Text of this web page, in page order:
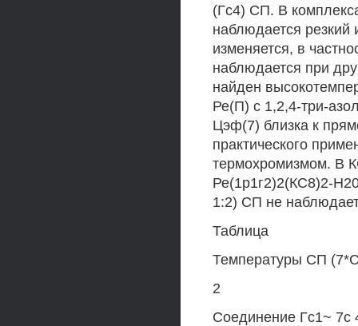
(Гс4) СП. В
наблюдается
изменяется, в
наблюдается при
найден
Ре(П) с 1,2,4-три-
Цэф(7) близка к
практического
термохромизмом. В
Ре(1р1г2)2(КС8)2-
1:2) СП не
Таблица
Температуры СП
2
Соединение Гс1~ 7с